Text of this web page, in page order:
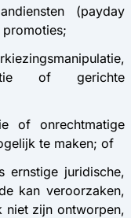
(payday
of gerichte
of onrechtmatige
te maken; of
ernstige juridische,
kan veroorzaken,
niet zijn ontworpen,